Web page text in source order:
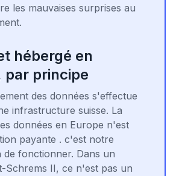
les mauvaises surprises au
hébergé en
par principe
des données s'effectue
infrastructure suisse. La
données en Europe n'est
payante . c'est notre
de fonctionner. Dans un
Schrems II, ce n'est pas un